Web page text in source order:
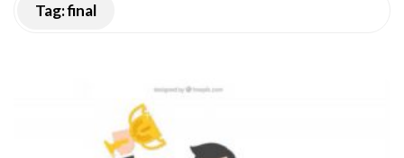
Tag:final